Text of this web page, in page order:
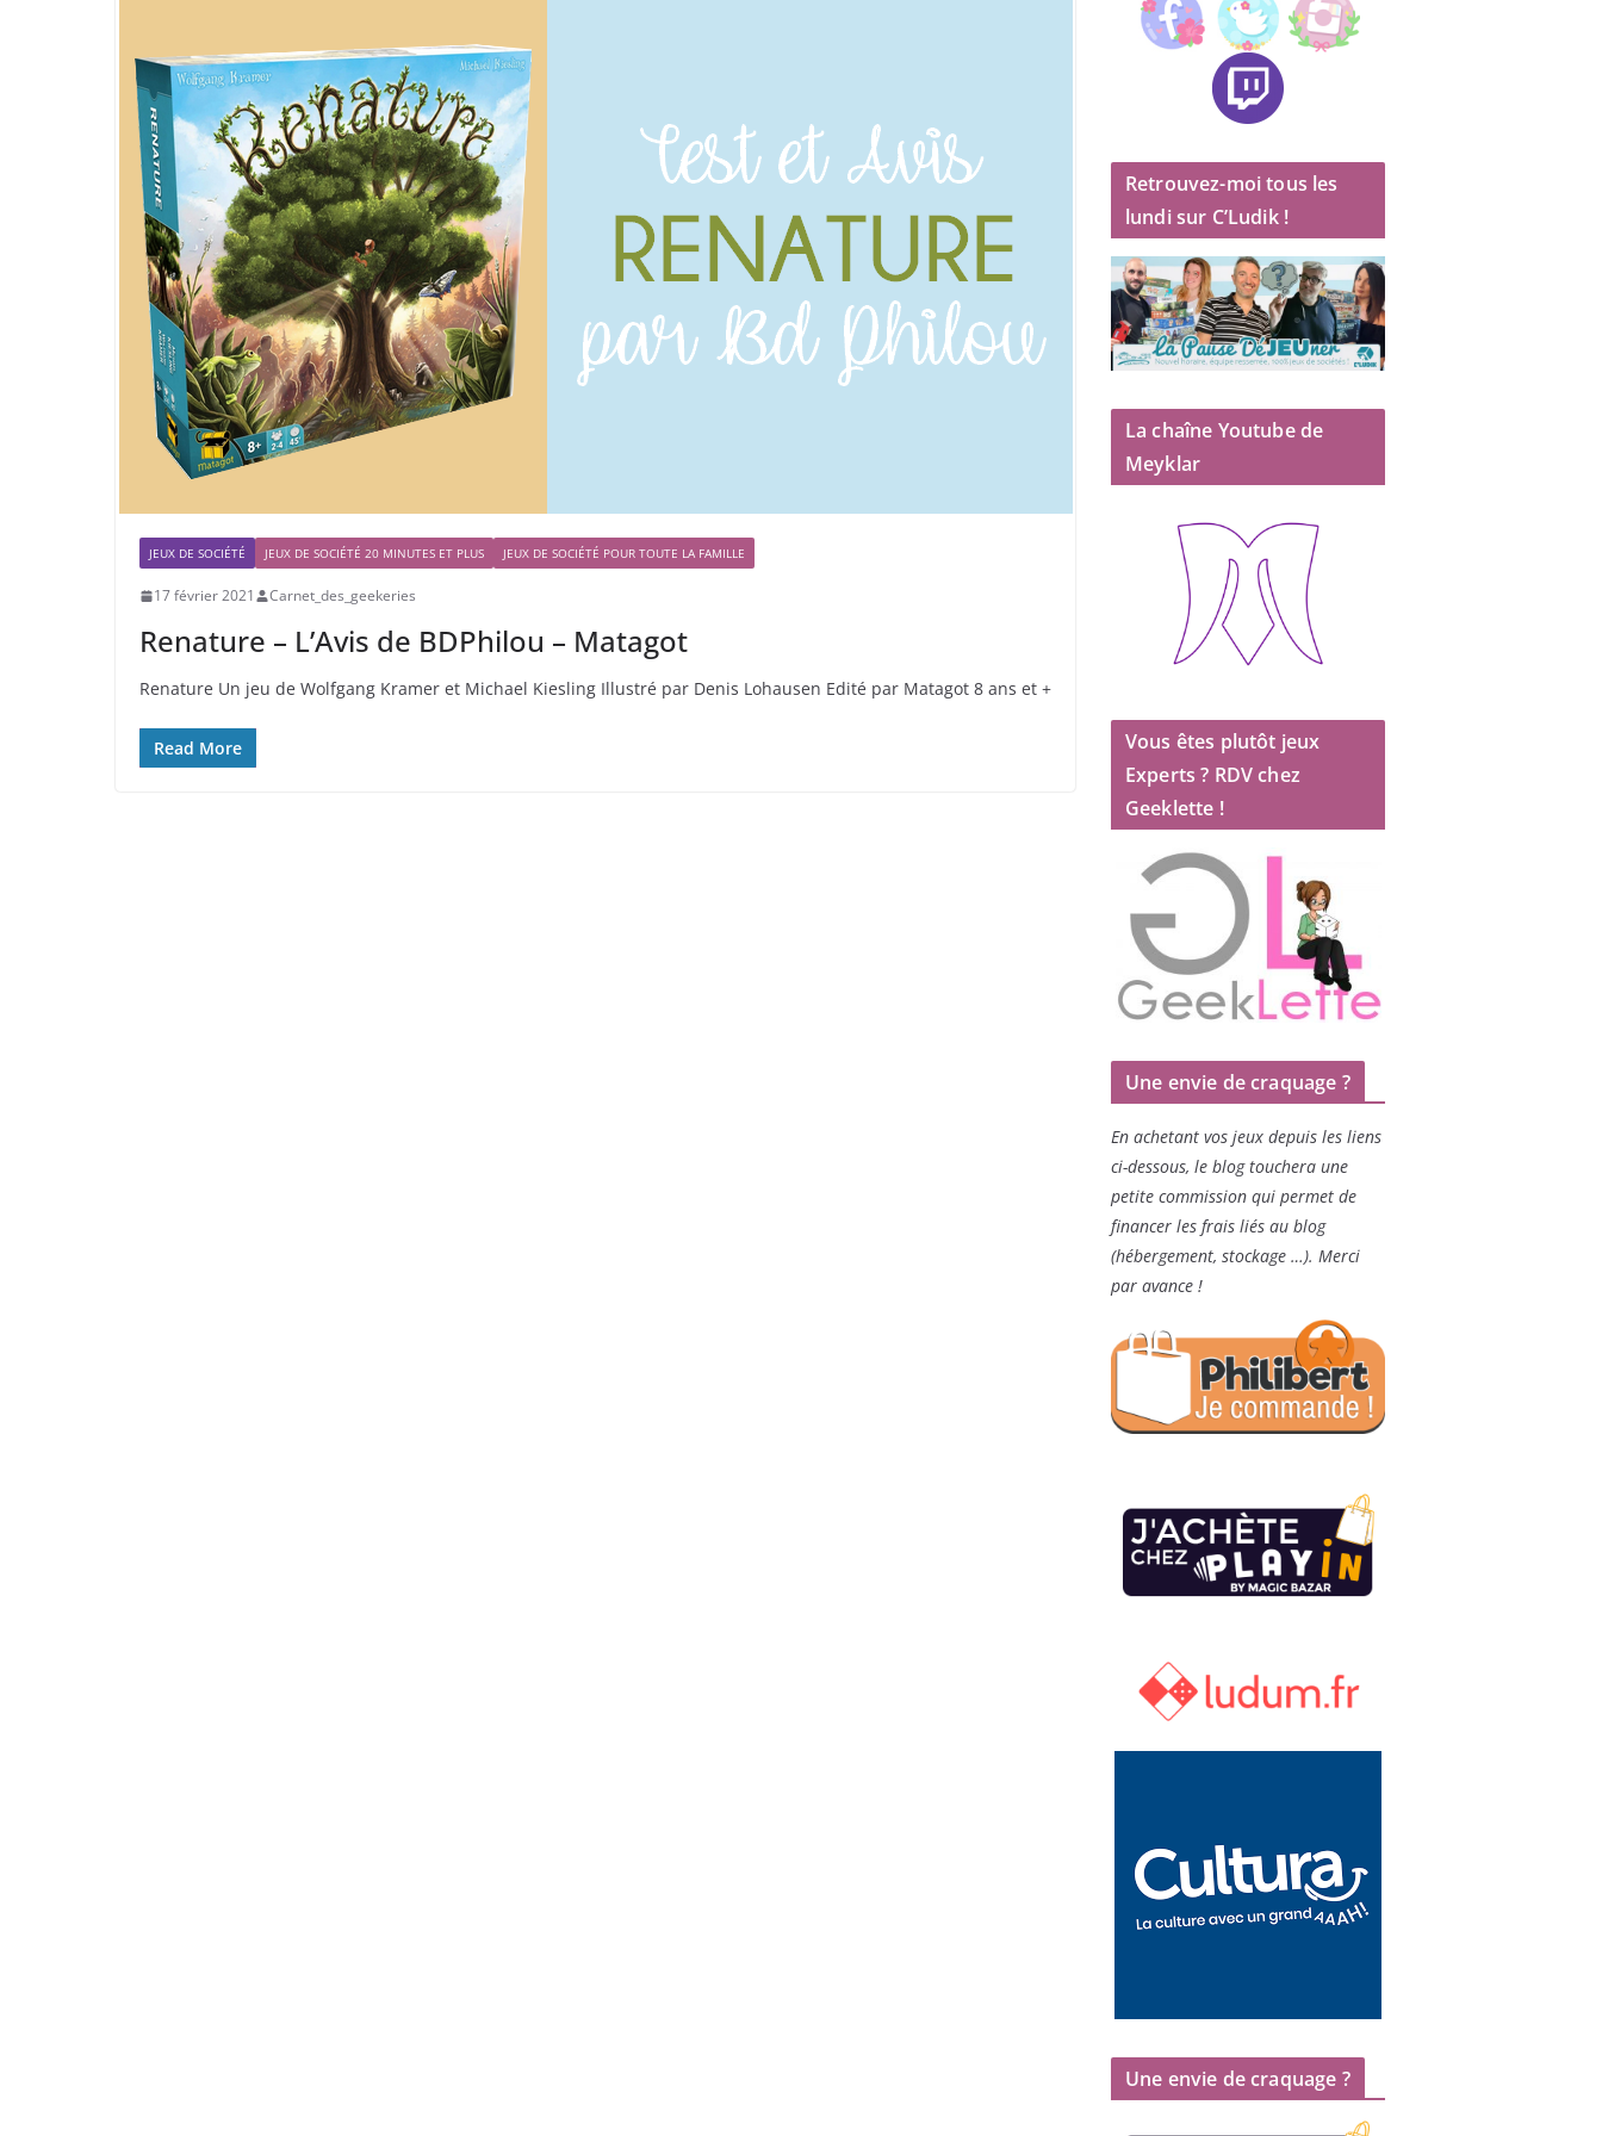
JEUX DE SOCIÉTÉ JEUX DE SOCIÉTÉ 20 MINUTES ET PLUS JEUX DE SOCIÉTÉ POUR TOUTE LA FAMILLE
17 février 2021 Carnet_des_geekeries
Renature – L’Avis de BDPhilou – Matagot
Renature Un jeu de Wolfgang Kramer et Michael Kiesling Illustré par Denis Lohausen Edité par Matagot 8 ans et +
Read More
Retrouvez-moi tous les
lundi sur C’Ludik !
La chaîne Youtube de
Meyklar
Vous êtes plutôt jeux
Experts ? RDV chez
Geeklette !
Une envie de craquage ?
En achetant vos jeux depuis les liens
ci-dessous, le blog touchera une
petite commission qui permet de
financer les frais liés au blog
(hébergement, stockage …). Merci
par avance !
Une envie de craquage ?